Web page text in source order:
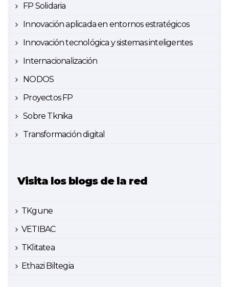
FP Solidaria
Innovación aplicada en entornos estratégicos
Innovación tecnológica y sistemas inteligentes
Internacionalización
NODOS
Proyectos FP
Sobre Tknika
Transformación digital
Visita los blogs de la red
TKgune
VETIBAC
TKlitatea
Ethazi Biltegia